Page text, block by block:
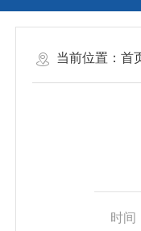
当前位置：首
时间